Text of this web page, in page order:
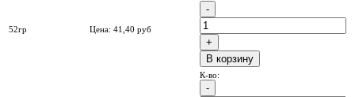
52гр Цена: 41,40 руб
B корзину
К-во: